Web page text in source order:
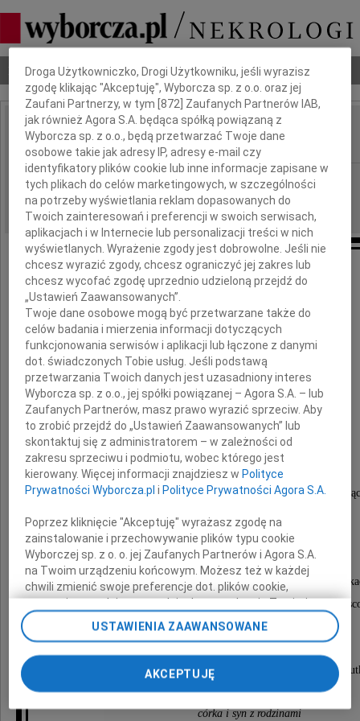
Nekrologi Odeszli Poradnik pogrzebowy
IMIĘ I NAZWISKO: Zofia Supel
REGION: Warszawa
DATA EMISJI: 29.03.2011
25 marca 2011 roku odeszła w wieku 93 lat
nasza ukochana Mama, Babcia i Prababcia
Zofia Supel
z domu Łobzowska
urodzona w 1917 roku w Borysławiu,
długoletnia pracownica Biura Studiów i Projektów
Nabożeństwo żałobne odprawione zostanie
31 marca 2011 roku o godzinie 10.00
w kościele pw. św. Karola Boromeusza na
po czym nastąpi odprowadzenie na cmentarz
do grobu rodzinnego.
O czym zawiadamiają pogrążeni w głębokim
córka i syn z rodzinami
Dbamy o Twoją prywatność
Droga Użytkowniczko, Drogi Użytkowniku, jeśli wyrazisz
zgodę klikając "Akceptuję", Wyborcza sp. z o.o. oraz jej
Zaufani Partnerzy, w tym [872 ] Zaufanych Partnerów IAB,
jak również Agora S.A. będąca spółką powiązaną z
Wyborcza sp. z o.o., będą przetwarzać Twoje dane
osobowe takie jak adresy IP, adresy e-mail czy
identyfikatory plików cookie lub inne informacje zapisane w
tych plikach do celów marketingowych, w szczególności
na potrzeby wyświetlania reklam dopasowanych do
Twoich zainteresowań i preferencji w swoich serwisach,
aplikacjach i w Internecie lub personalizacji treści w nich
wyświetlanych. Wyrażenie zgody jest dobrowolne. Jeśli nie
chcesz wyrazić zgody, chcesz ograniczyć jej zakres lub
chcesz wycofać zgodę uprzednio udzieloną przejdź do
„Ustawień Zaawansowanych”.
Twoje dane osobowe mogą być przetwarzane także do
celów badania i mierzenia informacji dotyczących
funkcjonowania serwisów i aplikacji lub łączone z danymi
dot. świadczonych Tobie usług. Jeśli podstawą
przetwarzania Twoich danych jest uzasadniony interes
Wyborcza sp. z o.o., jej spółki powiązanej – Agora S.A. – lub
Zaufanych Partnerów, masz prawo wyrazić sprzeciw. Aby
to zrobić przejdź do „Ustawień Zaawansowanych” lub
skontaktuj się z administratorem – w zależności od
zakresu sprzeciwu i podmiotu, wobec którego jest
kierowany. Więcej informacji znajdziesz w Polityce
Prywatności Wyborcza.pl i Polityce Prywatności Agora S.A.
Poprzez kliknięcie "Akceptuję" wyrażasz zgodę na
zainstalowanie i przechowywanie plików typu cookie
Wyborczej sp. z o. o. jej Zaufanych Partnerów i Agora S.A.
na Twoim urządzeniu końcowym. Możesz też w każdej
chwili zmienić swoje preferencje dot. plików cookie,
ponownie wywołując narzędzie do zarządzania Twoimi
preferencjami dot. przetwarzania danych poprzez
odnośnik „Ustawienia prywatności” w stopce serwisu i
Zmiana ustawień plików cookie możliwa jest także za
pomocą ustawień przeglądarki.
My, nasi Zaufani Partnerzy i Agora S.A. możemy
USTAWIENIA ZAAWANSOWANE
AKCEPTUJĘ